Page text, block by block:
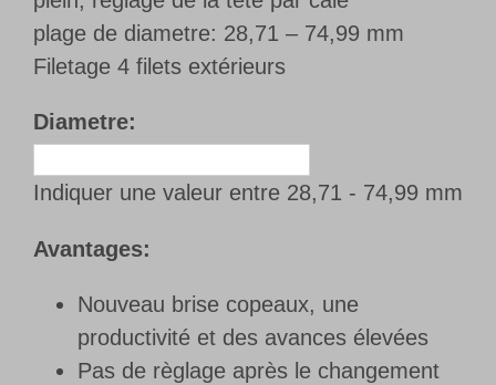
plage de diametre: 28,71 – 74,99 mm
Filetage 4 filets extérieurs
Diametre:
Indiquer une valeur entre 28,71 - 74,99 mm
Avantages:
Nouveau brise copeaux, une
productivité et des avances élevées
Pas de règlage après le changement